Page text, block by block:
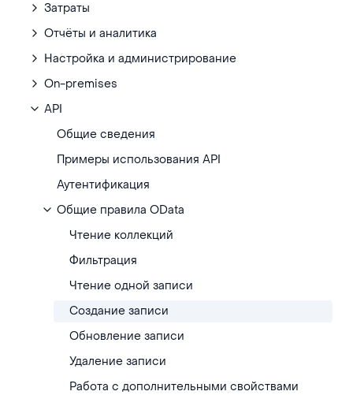
Затраты
Отчёты и аналитика
Настройка и администрирование
On-premises
API
Общие сведения
Примеры использования API
Аутентификация
Общие правила OData
Чтение коллекций
Фильтрация
Чтение одной записи
Создание записи
Обновление записи
Удаление записи
Работа с дополнительными свойствами